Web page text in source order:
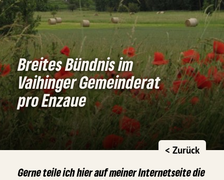
Breites Bündnis im
Vaihinger Gemeinderat
pro Enzaue
< Zurück
Gerne teile ich hier auf meiner Internetseite die